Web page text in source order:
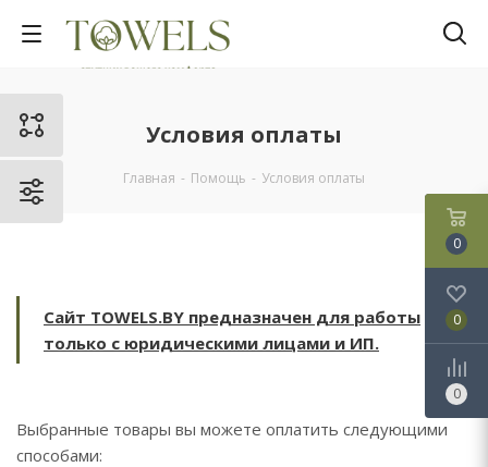
Условия оплаты
Главная - Помощь - Условия оплаты
Сайт TOWELS.BY предназначен для работы
только с юридическими лицами и ИП.
Выбранные товары вы можете оплатить следующими
способами:
0
0
0